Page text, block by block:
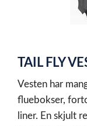
of
1
TAIL FLY
Vesten har
fluebokser,
liner. En skjult